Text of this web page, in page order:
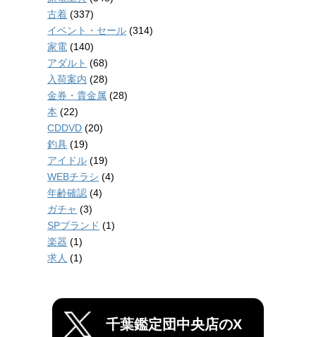
古着 (337)
イベント・セール (314)
家電 (140)
アダルト (68)
入荷案内 (28)
金券・貴金属 (28)
本 (22)
CDDVD (20)
釣具 (19)
アイドル (19)
WEBチラシ (4)
年齢確認 (4)
ガチャ (3)
SPブランド (1)
楽器 (1)
求人 (1)
千葉鑑定団中央店のX